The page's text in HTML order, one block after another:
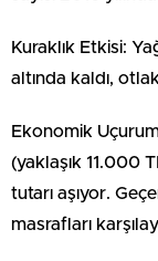
Kuraklık Etkisi:
altında kaldı,
Ekonomik
(yaklaşık 11.000
tutarı aşıyor.
masrafları